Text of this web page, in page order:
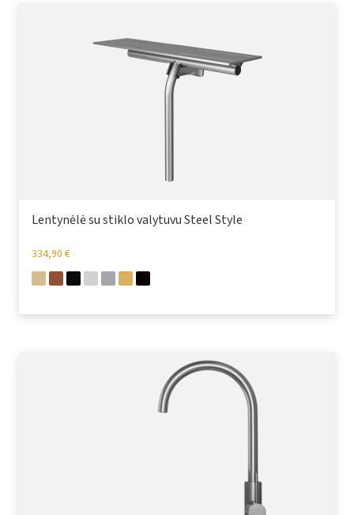
Lentynėlė su stiklo valytuvu Steel Style
334,90 €